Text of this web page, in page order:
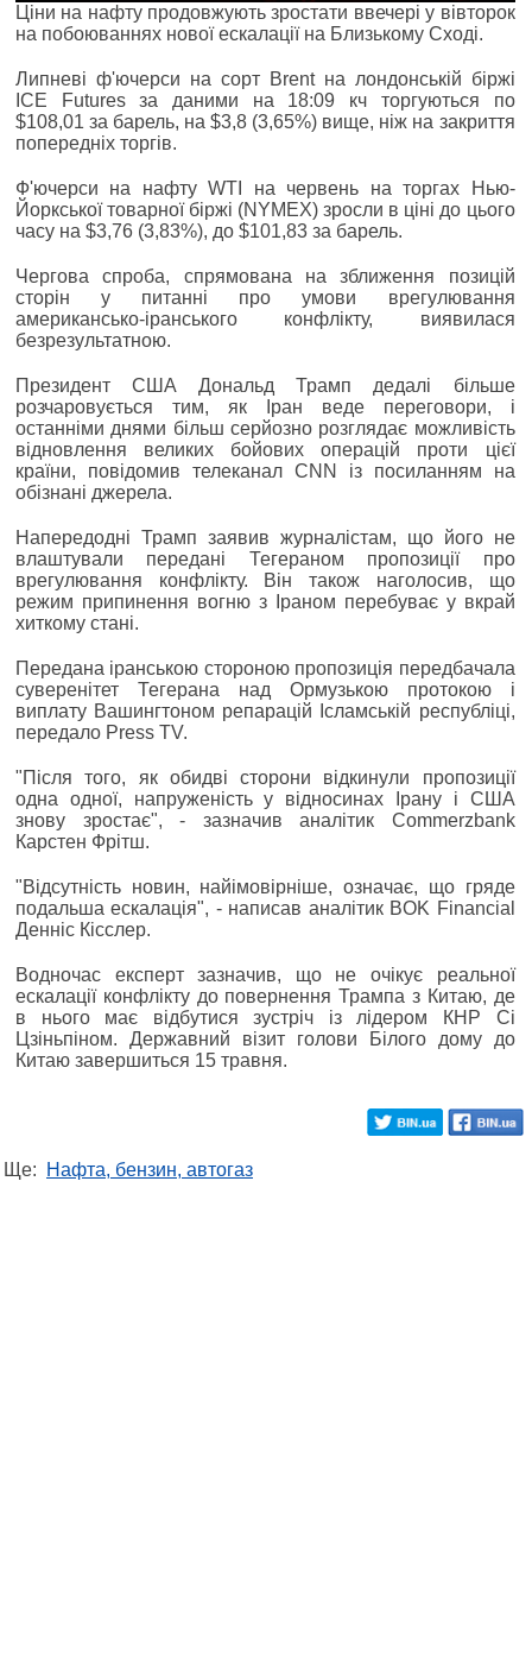
Ціни на нафту продовжують зростати ввечері у вівторок
на побоюваннях нової ескалації на Близькому Сході.
Липневі ф'ючерси на сорт Brent на лондонській біржі
ICE Futures за даними на 18:09 кч торгуються по
$108,01 за барель, на $3,8 (3,65%) вище, ніж на закриття
попередніх торгів.
Ф'ючерси на нафту WTI на червень на торгах Нью-
Йоркської товарної біржі (NYMEX) зросли в ціні до цього
часу на $3,76 (3,83%), до $101,83 за барель.
Чергова спроба, спрямована на зближення позицій
сторін у питанні про умови врегулювання
американсько-іранського конфлікту, виявилася
безрезультатною.
Президент США Дональд Трамп дедалі більше
розчаровується тим, як Іран веде переговори, і
останніми днями більш серйозно розглядає можливість
відновлення великих бойових операцій проти цієї
країни, повідомив телеканал CNN із посиланням на
обізнані джерела.
Напередодні Трамп заявив журналістам, що його не
влаштували передані Тегераном пропозиції про
врегулювання конфлікту. Він також наголосив, що
режим припинення вогню з Іраном перебуває у вкрай
хиткому стані.
Передана іранською стороною пропозиція передбачала
суверенітет Тегерана над Ормузькою протокою і
виплату Вашингтоном репарацій Ісламській республіці,
передало Press TV.
"Після того, як обидві сторони відкинули пропозиції
одна одної, напруженість у відносинах Ірану і США
знову зростає", - зазначив аналітик Commerzbank
Карстен Фрітш.
"Відсутність новин, найімовірніше, означає, що гряде
подальша ескалація", - написав аналітик BOK Financial
Денніс Кісслер.
Водночас експерт зазначив, що не очікує реальної
ескалації конфлікту до повернення Трампа з Китаю, де
в нього має відбутися зустріч із лідером КНР Сі
Цзіньпіном. Державний візит голови Білого дому до
Китаю завершиться 15 травня.
Ще: Нафта, бензин, автогаз